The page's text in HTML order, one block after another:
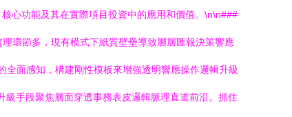
心功能及其在實際項目投資中的應用和價值。\n\n###
環節多，現有模式下紙質壁壘導致層層匯報決策響應
面感知，構建剛性模板來增強透明響應操作邏輯升級
手段聚焦層面穿透事務表皮邏輯脈理直道前沿。抓住